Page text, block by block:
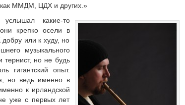
как ММДМ, ЦДХ и других.»
какие-то
крепко осели в
или к худу, но
музыкального
тернист, но не будь
гигантский опыт.
но ведь именно в
к ирландской
уже с первых лет